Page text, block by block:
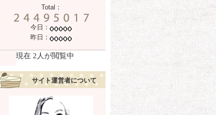
Total：
今日：
昨日：
サイト運営者について